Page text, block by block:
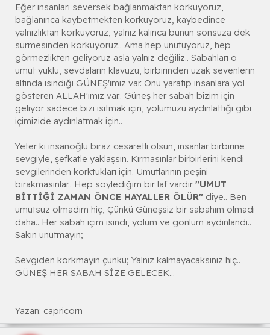
Eğer insanları seversek bağlanmaktan korkuyoruz,
bağlanınca kaybetmekten korkuyoruz, kaybedince
yalnızlıktan korkuyoruz, yalnız kalınca bunun sonsuza dek
sürmesinden korkuyoruz.. Ama hep unutuyoruz, hep
görmezlikten geliyoruz asla yalnız değiliz.. Sabahları o
umut yüklü, sevdaların klavuzu, birbirinden uzak sevenlerin
altında ısındığı GÜNEŞ'imiz var. Onu yaratıp insanlara yol
gösteren ALLAH'ımız var.. Güneş her sabah bizim için
geliyor sadece bizi ısıtmak için, yolumuzu aydınlattığı gibi
içimizide aydınlatmak için..
Yeter ki insanoğlu biraz cesaretli olsun, insanlar birbirine
sevgiyle, şefkatle yaklaşsın. Kırmasınlar birbirlerini kendi
sevgilerinden korktukları için. Umutlarının peşini
bırakmasınlar.. Hep söylediğim bir laf vardır "UMUT
BİTTİĞİ ZAMAN ÖNCE HAYALLER ÖLÜR" diye.. Ben
umutsuz olmadım hiç, Çünkü Güneşsiz bir sabahım olmadı
daha.. Her sabah içim ısındı, yolum ve gönlüm aydınlandı..
Sakın unutmayın;
Sevgiden korkmayın çünkü; Yalnız kalmayacaksınız hiç..
GÜNEŞ HER SABAH SİZE GELECEK...
Yazan: capricorn